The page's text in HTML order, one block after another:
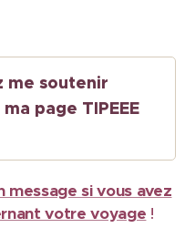
me soutenir
page TIPEEE
message si vous avez
votre voyage !